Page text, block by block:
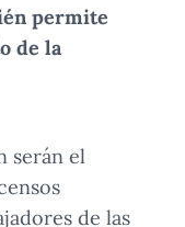
permite
de la
serán el
de las